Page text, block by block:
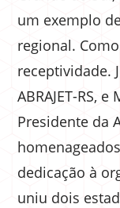
um exemplo
regional.
receptividade.
ABRAJET-RS,
Presidente da
dedicação à
uniu dois